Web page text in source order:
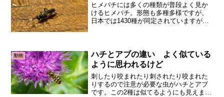
ヒメバチには多くの種類が普段よく見か
けるヒメバチ。形態も多種多様ですが、
日本では1430種が同定されていますが、
い...
動物
ハチとアブの違い よく似ている
ように思われるけど
刺したり咬まれたり刺されたり咬まれた
りするので注意が必要な虫がハチとアブ
です。この2種は似てるようにも見えます